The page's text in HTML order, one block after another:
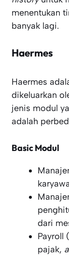
menentukan
banyak lagi.
Haermes
Haermes
dikeluarkan
jenis modul
adalah
Basic Modul
dari
Payroll
pajak,